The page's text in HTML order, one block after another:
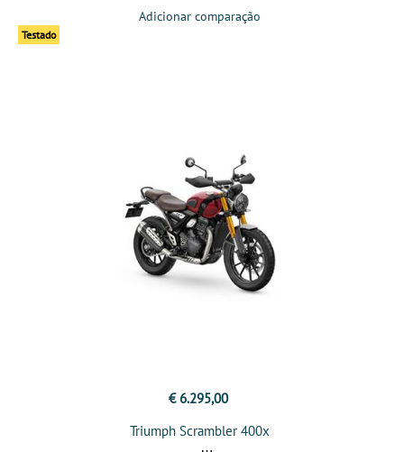
Adicionar comparação
Testado
€ 6.295,00
Triumph Scrambler 400x